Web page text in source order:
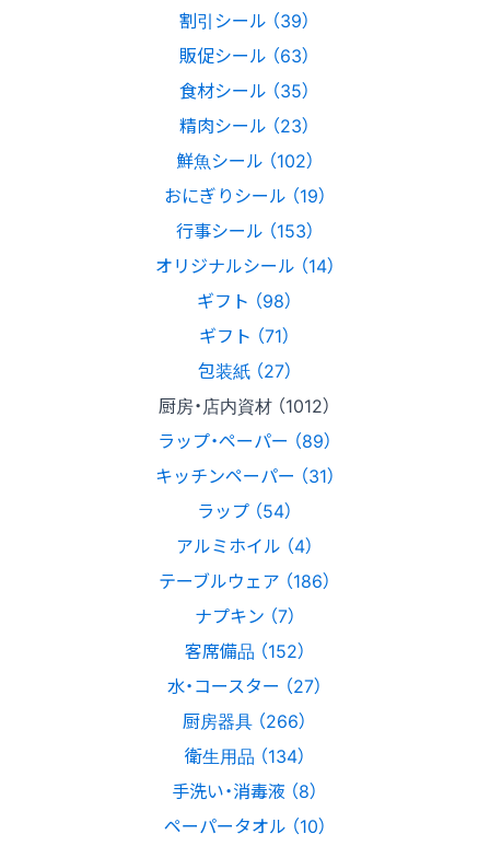
割引シール （39）
販促シール （63）
食材シール （35）
精肉シール （23）
鮮魚シール （102）
おにぎりシール （19）
行事シール （153）
オリジナルシール （14）
ギフト （98）
ギフト （71）
包装紙 （27）
厨房・店内資材 （1012）
ラップ・ペーパー （89）
キッチンペーパー （31）
ラップ （54）
アルミホイル （4）
テーブルウェア （186）
ナプキン （7）
客席備品 （152）
水・コースター （27）
厨房器具 （266）
衛生用品 （134）
手洗い・消毒液 （8）
ペーパータオル （10）